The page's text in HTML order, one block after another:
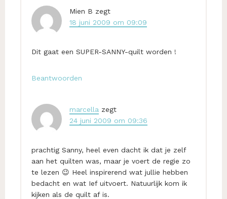
Mien B zegt
18 juni 2009 om 09:09
Dit gaat een SUPER-SANNY-quilt worden !
Beantwoorden
marcella zegt
24 juni 2009 om 09:36
prachtig Sanny, heel even dacht ik dat je zelf
aan het quilten was, maar je voert de regie zo
te lezen 😉 Heel inspirerend wat jullie hebben
bedacht en wat Ief uitvoert. Natuurlijk kom ik
kijken als de quilt af is.